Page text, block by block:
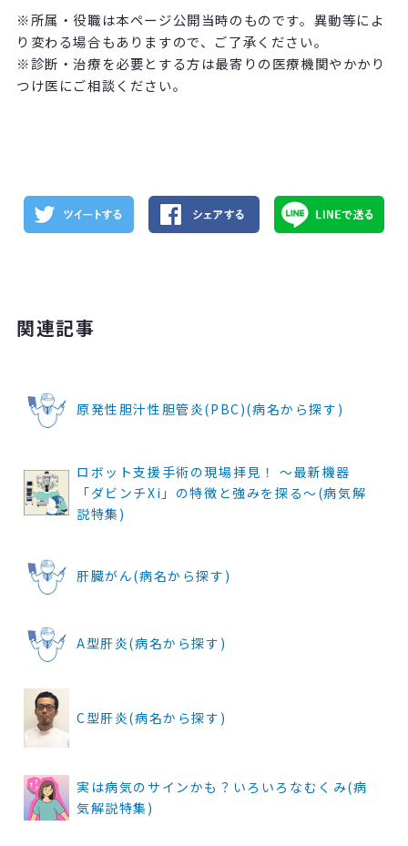
※所属・役職は本ページ公開当時のものです。異動等によ
り変わる場合もありますので、ご了承ください。
※診断・治療を必要とする方は最寄りの医療機関やかかり
つけ医にご相談ください。
関連記事
原発性胆汁性胆管炎(PBC)(病名から探す)
ロボット支援手術の現場拝見！ ～最新機器
「ダビンチXi」の特徴と強みを探る～(病気解
説特集)
肝臓がん(病名から探す)
A型肝炎(病名から探す)
C型肝炎(病名から探す)
実は病気のサインかも？いろいろなむくみ(病
気解説特集)